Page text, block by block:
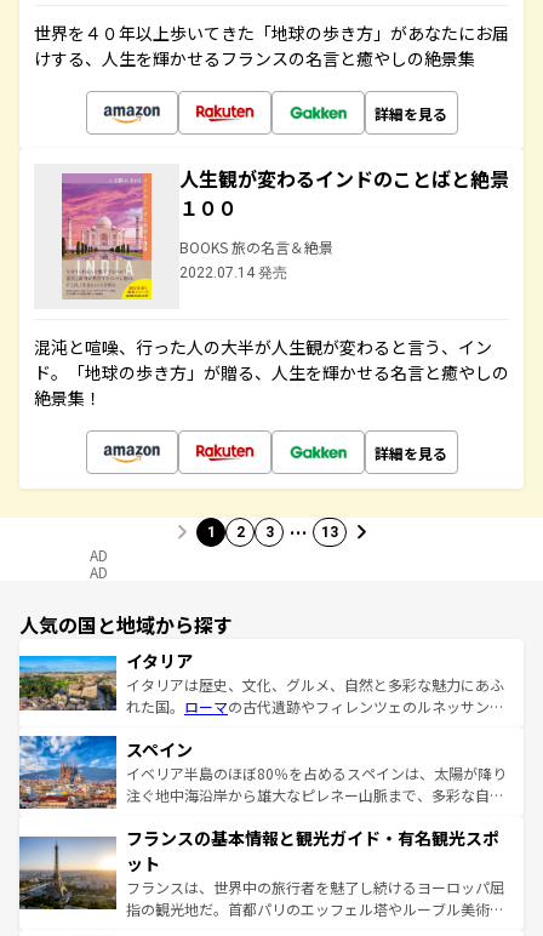
世界を４０年以上歩いてきた「地球の歩き方」があなたにお届
けする、人生を輝かせるフランスの名言と癒やしの絶景集
詳細を見る
人生観が変わるインドのことばと絶景
１００
BOOKS 旅の名言＆絶景
2022.07.14 発売
混沌と喧噪、行った人の大半が人生観が変わると言う、イン
ド。「地球の歩き方」が贈る、人生を輝かせる名言と癒やしの
絶景集！
詳細を見る
1 2 3 … 13
AD
AD
人気の国と地域から探す
イタリア
イタリアは歴史、文化、グルメ、自然と多彩な魅力にあふ
れた国。 ローマの古代遺跡やフィレンツェのルネッサンス
ろん、トスカーナの美しい田園風景やアマルフィ海岸の絶
景など、自然景観も見逃せない。観光の合間には、本場の
ピザやパスタなど、絶品のイタリア料理を堪能することも
ませてくれるイタリアで、忘れられない旅をしてみよう！
なお、新着のイタリア情報は
しい。
スペイン
イベリア半島のほぼ80％を占めるスペインは、太陽が降り
注ぐ地中海沿岸から雄大なピレネー山脈まで、多彩な自然
文化が根付くこの国では、情熱的なフラメンコ、熱気あふ
れる闘牛、そして美味しいタパスが生活の一部となってい
る。首都マドリードの洗練された雰囲気や、バルセロナの
アートに溢れた街角から、地方では古代ローマ遺跡や中世
フランスの基本情報と観光ガイド・有名観光スポ
ット
フランスは、世界中の旅行者を魅了し続けるヨーロッパ屈
指の観光地だ。首都パリのエッフェル塔やルーブル美術館